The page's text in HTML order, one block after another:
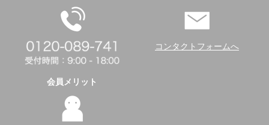
コンタクトフォームへ
会員メリット